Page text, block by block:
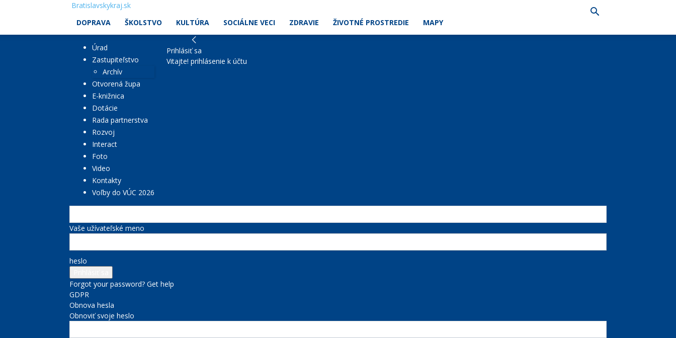
Bratislavskykraj.sk
DOPRAVA
ŠKOLSTVO KULTÚRA SOCIÁLNE VECI ZDRAVIE ŽIVOTNÉ PROSTREDIE MAPY
Úrad
Zastupiteľstvo
Archív
Otvorená župa
E-knižnica
Dotácie
Rada partnerstva
Rozvoj
Interact
Foto
Video
Kontakty
Voľby do VÚC 2026
Prihlásiť sa
Vitajte! prihlásenie k účtu
Vaše užívateľské meno
heslo
Forgot your password? Get help
GDPR
Obnova hesla
Obnoviť svoje heslo